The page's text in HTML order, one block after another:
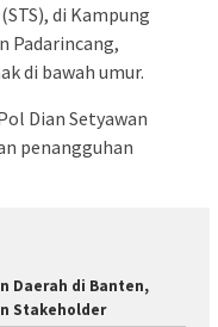
di Kampung
Padarincang,
di bawah umur.
Dian Setyawan
penangguhan
Daerah di Banten,
Stakeholder